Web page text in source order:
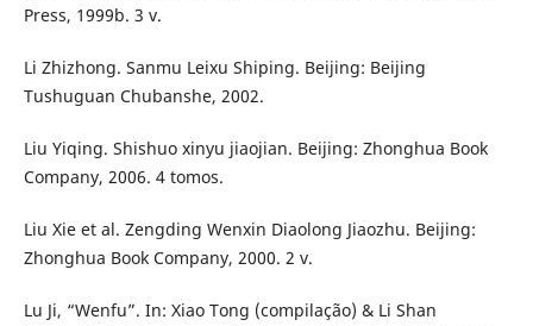
Press, 1999b. 3 v.
Li Zhizhong. Sanmu Leixu Shiping. Beijing: Beijing
Tushuguan Chubanshe, 2002.
Liu Yiqing. Shishuo xinyu jiaojian. Beijing: Zhonghua Book
Company, 2006. 4 tomos.
Liu Xie et al. Zengding Wenxin Diaolong Jiaozhu. Beijing:
Zhonghua Book Company, 2000. 2 v.
Lu Ji, “Wenfu”. In: Xiao Tong (compilação) & Li Shan